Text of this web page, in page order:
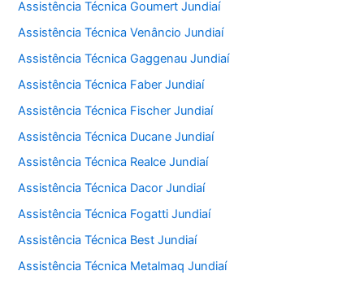
Assistência Técnica Goumert Jundiaí
Assistência Técnica Venâncio Jundiaí
Assistência Técnica Gaggenau Jundiaí
Assistência Técnica Faber Jundiaí
Assistência Técnica Fischer Jundiaí
Assistência Técnica Ducane Jundiaí
Assistência Técnica Realce Jundiaí
Assistência Técnica Dacor Jundiaí
Assistência Técnica Fogatti Jundiaí
Assistência Técnica Best Jundiaí
Assistência Técnica Metalmaq Jundiaí